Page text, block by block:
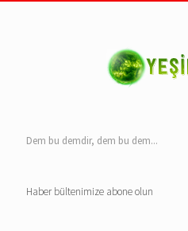
Dem bu demdir, dem bu dem...
Haber bültenimize abone olun